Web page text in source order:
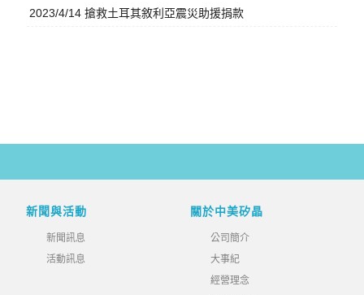
2023/4/14 搶救土耳其敘利亞震災助援捐款
新聞與活動
新聞訊息
活動訊息
關於中美矽晶
公司簡介
大事紀
經營理念